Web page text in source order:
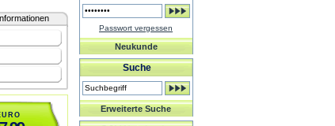
Passwort vergessen
Neukunde
Suche
Erweiterte Suche